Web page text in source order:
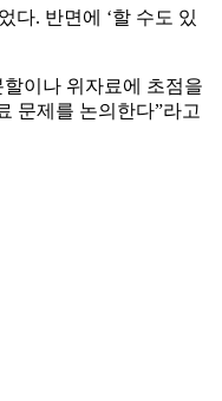
다. 반면에 ‘할 수도 있
이나 위자료에 초점을
문제를 논의한다”라고